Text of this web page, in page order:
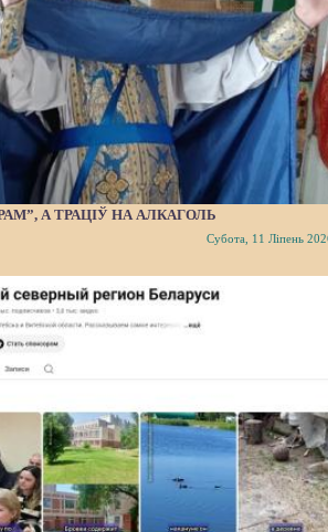
А ТРАЦІЎ НА АЛКАГОЛЬ
Субота, 11 Ліпень